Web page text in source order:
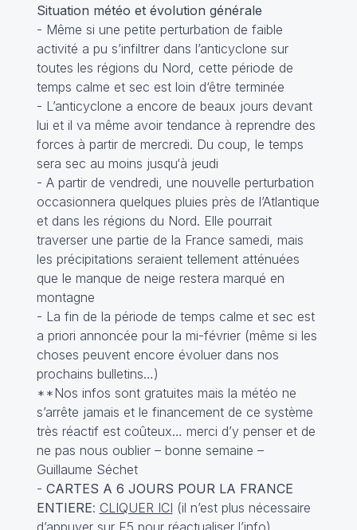
Situation météo et évolution générale
- Même si une petite perturbation de faible
activité a pu s’infiltrer dans l’anticyclone sur
toutes les régions du Nord, cette période de
temps calme et sec est loin d‘être terminée
- L’anticyclone a encore de beaux jours devant
lui et il va même avoir tendance à reprendre des
forces à partir de mercredi. Du coup, le temps
sera sec au moins jusqu‘à jeudi
- A partir de vendredi, une nouvelle perturbation
occasionnera quelques pluies près de l’Atlantique
et dans les régions du Nord. Elle pourrait
traverser une partie de la France samedi, mais
les précipitations seraient tellement atténuées
que le manque de neige restera marqué en
montagne
- La fin de la période de temps calme et sec est
a priori annoncée pour la mi-février (même si les
choses peuvent encore évoluer dans nos
prochains bulletins…)
**Nos infos sont gratuites mais la météo ne
s’arrête jamais et le financement de ce système
très réactif est coûteux… merci d’y penser et de
ne pas nous oublier – bonne semaine –
Guillaume Séchet
- CARTES A 6 JOURS POUR LA FRANCE
ENTIERE: CLIQUER ICI (il n’est plus nécessaire
d’appuyer sur F5 pour réactualiser l’info)